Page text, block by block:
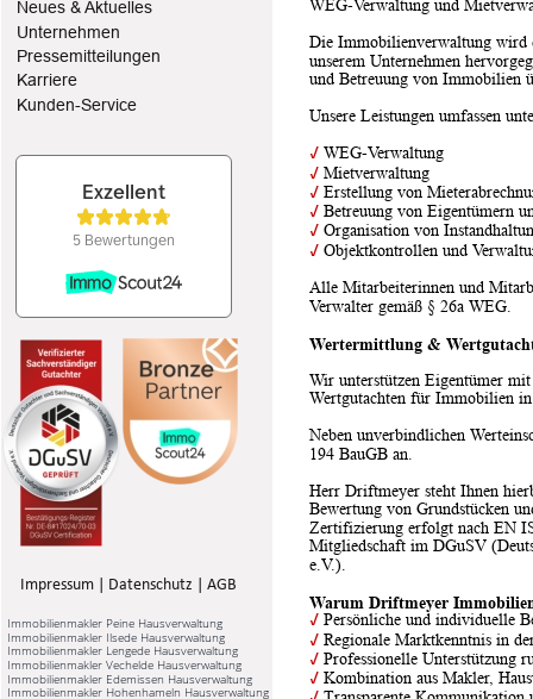
Neues & Aktuelles
Unternehmen
Pressemitteilungen
Karriere
Kunden-Service
Impressum Datenschutz AGB
Immobilienmakler Peine Hausverwaltung
Immobilienmakler Ilsede Hausverwaltung
Immobilienmakler Lengede Hausverwaltung
Immobilienmakler Vechelde Hausverwaltung
Immobilienmakler Edemissen Hausverwaltung
Immobilienmakler Hohenhameln Hausverwaltung
WEG-Verwaltung und
Die Immobilienverwaltung wird
unserem Unternehmen
und Betreuung von Immobilien
Unsere Leistungen umfassen
✓ WEG-Verwaltung
✓ Mietverwaltung
✓ Erstellung von
✓ Betreuung von Eigentümern
✓ Organisation von
✓ Objektkontrollen und
Alle Mitarbeiterinnen und
Verwalter gemäß § 26a WEG.
Wertermittlung &
Wir unterstützen Eigentümer
Wertgutachten für Immobilien
Neben unverbindlichen
194 BauGB an.
Herr Driftmeyer steht Ihnen
Bewertung von Grundstücken
Zertifizierung erfolgt nach EN
Mitgliedschaft im DGuSV
e.V.).
Warum Driftmeyer
✓ Persönliche und individuelle
✓ Regionale Marktkenntnis in
✓ Professionelle Unterstützung
✓ Kombination aus Makler,